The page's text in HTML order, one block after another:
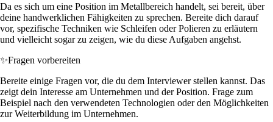
Da es sich um eine Position im Metallbereich handelt, sei bereit, über
deine handwerklichen Fähigkeiten zu sprechen. Bereite dich darauf
vor, spezifische Techniken wie Schleifen oder Polieren zu erläutern
und vielleicht sogar zu zeigen, wie du diese Aufgaben angehst.
✨Fragen vorbereiten
Bereite einige Fragen vor, die du dem Interviewer stellen kannst. Das
zeigt dein Interesse am Unternehmen und der Position. Frage zum
Beispiel nach den verwendeten Technologien oder den Möglichkeiten
zur Weiterbildung im Unternehmen.